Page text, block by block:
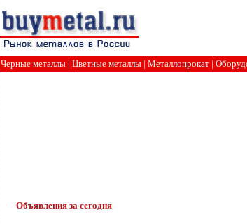
Черные металлы | Цветные металлы | Металлопрокат |
Объявления за сегодня